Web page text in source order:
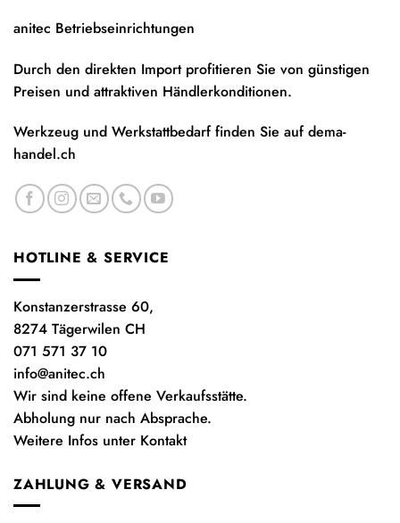
anitec Betriebseinrichtungen
Durch den direkten Import profitieren Sie von günstigen
Preisen und attraktiven Händlerkonditionen.
Werkzeug und Werkstattbedarf finden Sie aufdema-
handel.ch
HOTLINE & SERVICE
Konstanzerstrasse 60,
8274 Tägerwilen CH
071 571 37 10
info@anitec.ch
Wir sind keine offene Verkaufsstätte.
Abholung nur nach Absprache.
Weitere Infos unter Kontakt
ZAHLUNG & VERSAND